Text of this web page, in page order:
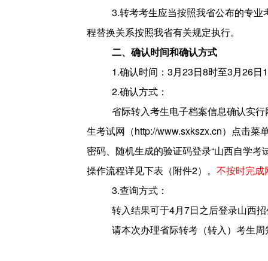
3.转考考生应当按照我省公布的专
程替换关系按照我省有关规定执行。
二、确认时间和确认方式
1.确认时间：3月23日8时至3月26日
2.确认方式：
省际转入考生电子档案信息确认实
生考试网 （http://www.sxkszx.cn）点击
密码、随机生成的验证码登录“山西自学
操作流程详见下表（附件2）。 不按时完成
3.查询方式：
转入结果可于4月7日之后登录山西
请本次办理省际转考（转入）考生周